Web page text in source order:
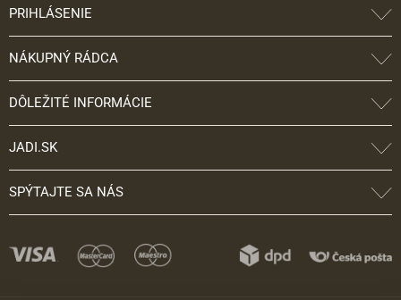
PRIHLÁSENIE
NÁKUPNÝ RÁDCA
DÔLEŽITÉ INFORMÁCIE
JADI.SK
SPÝTAJTE SA NÁS